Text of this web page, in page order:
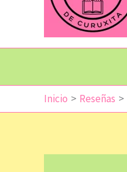
Inicio Reseñas